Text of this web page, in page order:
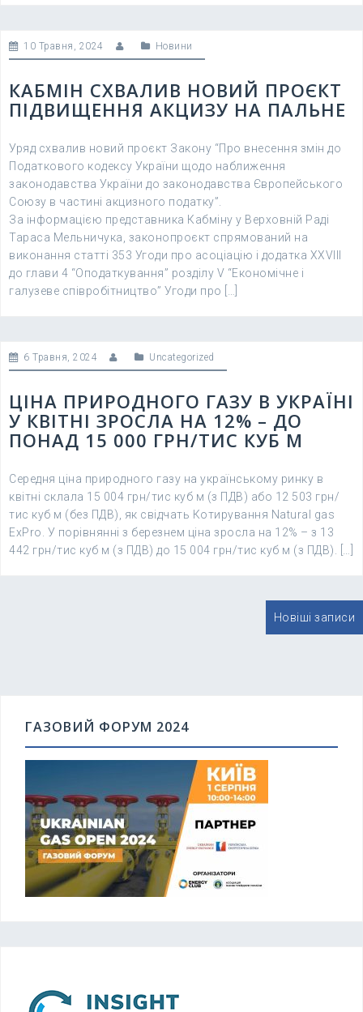
10 Травня, 2024 Новини
КАБМІН СХВАЛИВ НОВИЙ ПРОЄКТ
ПІДВИЩЕННЯ АКЦИЗУ НА ПАЛЬНЕ
Уряд схвалив новий проєкт Закону “Про внесення змін до
Податкового кодексу України щодо наближення
законодавства України до законодавства Європейського
Союзу в частині акцизного податку”.
За інформацією представника Кабміну у Верховній Раді
Тараса Мельничука, законопроєкт спрямований на
виконання статті 353 Угоди про асоціацію і додатка XXVIII
до глави 4 “Оподаткування” розділу V “Економічне і
галузеве співробітництво” Угоди про […]
6 Травня, 2024 Uncategorized
ЦІНА ПРИРОДНОГО ГАЗУ В УКРАЇНІ
У КВІТНІ ЗРОСЛА НА 12% – ДО
ПОНАД 15 000 ГРН/ТИС КУБ М
Середня ціна природного газу на українському ринку в
квітні склала 15 004 грн/тис куб м (з ПДВ) або 12 503 грн/
тис куб м (без ПДВ), як свідчать Котирування Natural gas
ExPro. У порівнянні з березнем ціна зросла на 12% – з 13
442 грн/тис куб м (з ПДВ) до 15 004 грн/тис куб м (з ПДВ). […]
Новіші записи
ГАЗОВИЙ ФОРУМ 2024